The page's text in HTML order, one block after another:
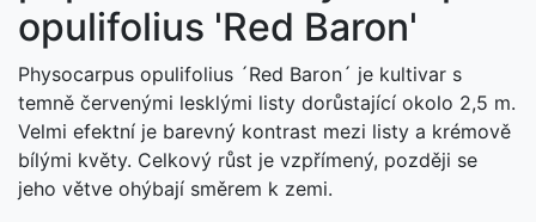
opulifolius 'Red Baron'
Physocarpus opulifolius ´Red Baron´ je kultivar s
temně červenými lesklými listy dorůstající okolo 2,5 m.
Velmi efektní je barevný kontrast mezi listy a krémově
bílými květy. Celkový růst je vzpřímený, později se
jeho větve ohýbají směrem k zemi.